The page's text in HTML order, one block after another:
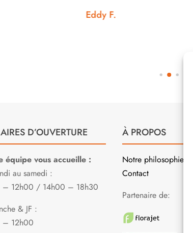
D’OUVERTURE
équipe vous accueille :
au samedi :
– 12h00 / 14h00 – 18h30
& JF :
– 12h00
À PROPOS
Notre philosophie
Contact
Partenaire de: